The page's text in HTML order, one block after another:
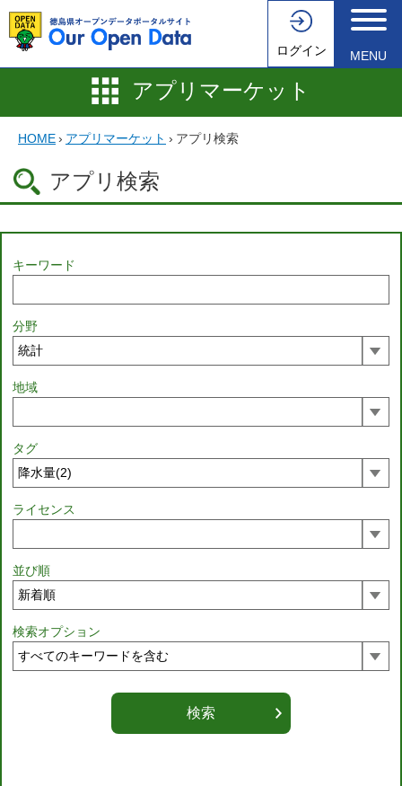
ログイン MENU
アプリマーケット
HOME› アプリマーケット › アプリ検索
アプリ検索
キーワード
分野
地域
タグ
ライセンス
並び順
検索オプション